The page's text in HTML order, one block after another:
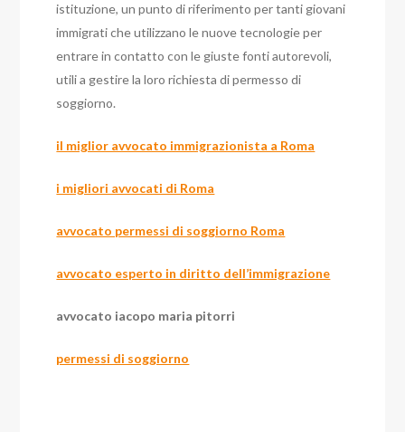
istituzione, un punto di riferimento per tanti giovani
immigrati che utilizzano le nuove tecnologie per
entrare in contatto con le giuste fonti autorevoli,
utili a gestire la loro richiesta di permesso di
soggiorno.
il miglior avvocato immigrazionista a Roma
i migliori avvocati di Roma
avvocato permessi di soggiorno Roma
avvocato esperto in diritto dell’immigrazione
avvocato iacopo maria pitorri
permessi di soggiorno